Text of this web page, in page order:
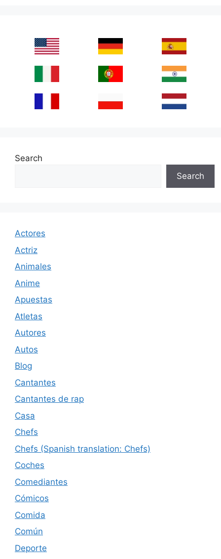
Search
Search
Actores
Actriz
Animales
Anime
Apuestas
Atletas
Autores
Autos
Blog
Cantantes
Cantantes de rap
Casa
Chefs
Chefs (Spanish translation: Chefs)
Coches
Comediantes
Cómicos
Comida
Común
Deporte